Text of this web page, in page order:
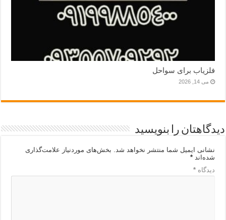
فلزیاب برای سواحل
می 14, 2026
دیدگاهتان را بنویسید
نشانی ایمیل شما منتشر نخواهد شد.
بخش‌های موردنیاز علامت‌گذاری
شده‌اند*
دیدگاه*